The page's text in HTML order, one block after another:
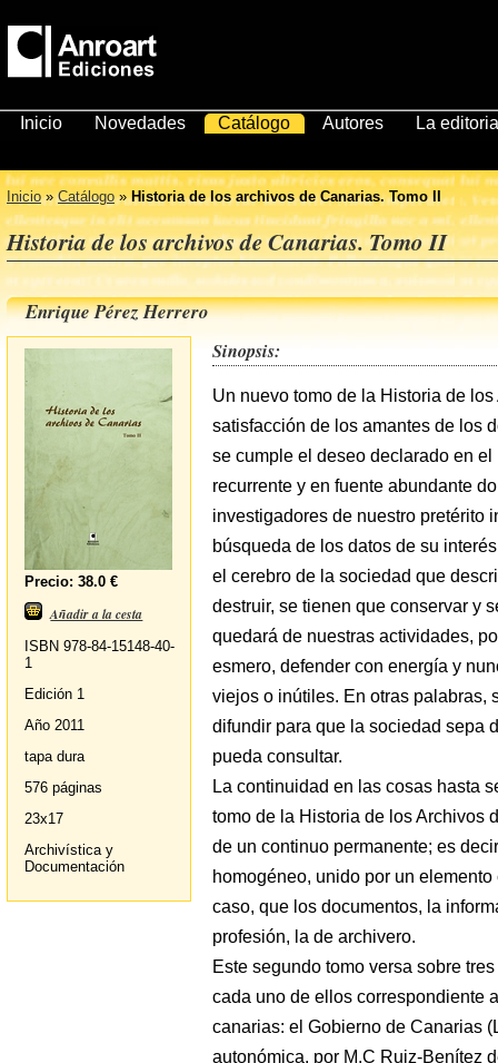
Inicio Novedades Catálogo Autores La
Inicio»Catálogo»Historia de los archivos de Canarias. Tomo II
Historia de los archivos de Canarias. Tomo II
Enrique Pérez Herrero
Precio: 38.0 €
Añadir a la cesta
ISBN 978-84-15148-40-
1
Edición 1
Año 2011
tapa dura
576 páginas
23x17
Archivística y
Documentación
Sinopsis:
Un nuevo tomo de la Historia de
satisfacción de los amantes de los
se cumple el deseo declarado en
recurrente y en fuente abundante
investigadores de nuestro pretérito
búsqueda de los datos de su
el cerebro de la sociedad que
destruir, se tienen que conservar y
quedará de nuestras actividades,
esmero, defender con energía y
viejos o inútiles. En otras palabras,
difundir para que la sociedad sepa
pueda consultar.
La continuidad en las cosas hasta
tomo de la Historia de los Archivos
de un continuo permanente; es
homogéneo, unido por un
caso, que los documentos, la
profesión, la de archivero.
Este segundo tomo versa sobre
cada uno de ellos correspondiente
canarias: el Gobierno de Canarias
autonómica, por M.C Ruiz-Benítez